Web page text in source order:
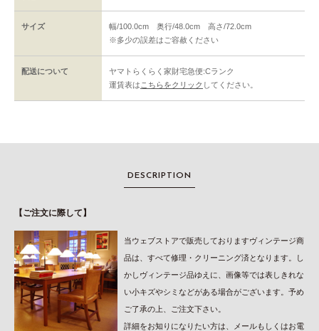
サイズ
幅/100.0cm 奥行/48.0cm 高さ/72.0cm
※多少の誤差はご容赦ください
配送について
ヤマトらくらく家財宅急便:Cランク
運賃表は こちらをクリック してください。
DESCRIPTION
【ご注文に際して】
当ウェブストアで販売しておりますヴィンテージ商
品は、すべて修理・クリーニング済となります。し
かしヴィンテージ品ゆえに、画像等では表しきれな
い小キズやシミなどがある場合がございます。予め
ご了承の上、ご注文下さい。
詳細をお知りになりたい方は、メールもしくはお電